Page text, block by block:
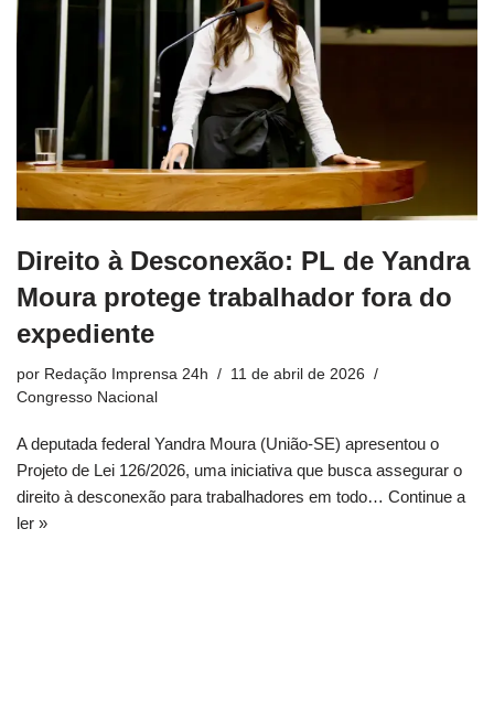
Direito à Desconexão: PL de Yandra
Moura protege trabalhador fora do
expediente
por Redação Imprensa 24h
11 de abril de 2026
Congresso Nacional
A deputada federal Yandra Moura (União-SE) apresentou o
Projeto de Lei 126/2026, uma iniciativa que busca assegurar o
direito à desconexão para trabalhadores em todo… Continue a
ler »